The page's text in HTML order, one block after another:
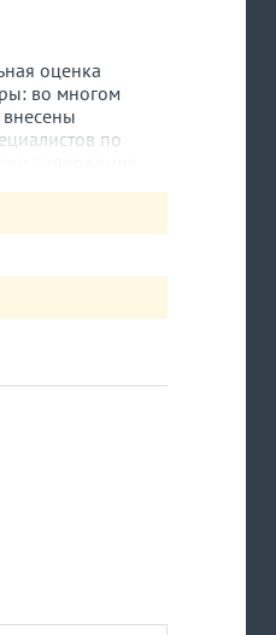
оценка
во многом
внесены
по
с переходом
трудового
и Роструда
по
повышения